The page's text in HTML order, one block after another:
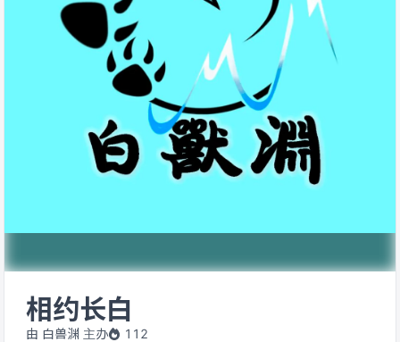
相约长白
由 白兽渊 主办 112